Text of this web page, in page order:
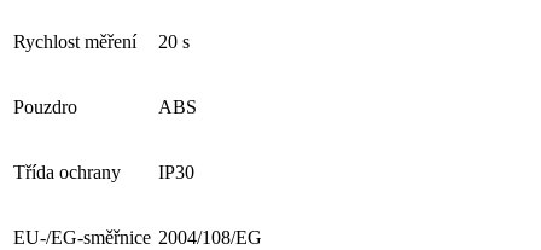
Rychlost měření 20 s
Pouzdro ABS
Třída ochrany IP30
EU-/EG-směřnice 2004/108/EG